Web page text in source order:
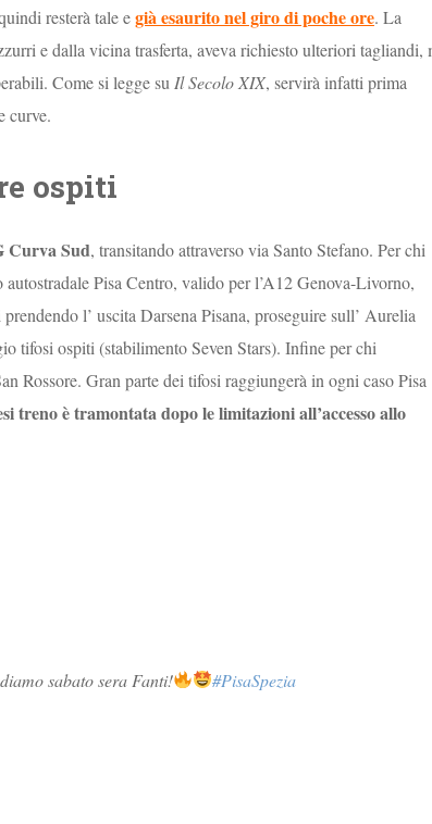
resterà tale egià esaurito nel giro di poche ore. La
e dalla vicina trasferta, aveva richiesto ulteriori tagliandi,
Come si legge su Il Secolo XIX, servirà infatti prima
curve.
ospiti
Curva Sud, transitando attraverso via Santo Stefano. Per chi
Pisa Centro, valido per l’A12 Genova-Livorno,
l’ uscita Darsena Pisana, proseguire sull’ Aurelia
tifosi ospiti (stabilimento Seven Stars). Infine per chi
Rossore. Gran parte dei tifosi raggiungerà in ogni caso Pisa
treno è tramontata dopo le limitazioni all’accesso allo
sabato sera Fanti!
#PisaSpezia